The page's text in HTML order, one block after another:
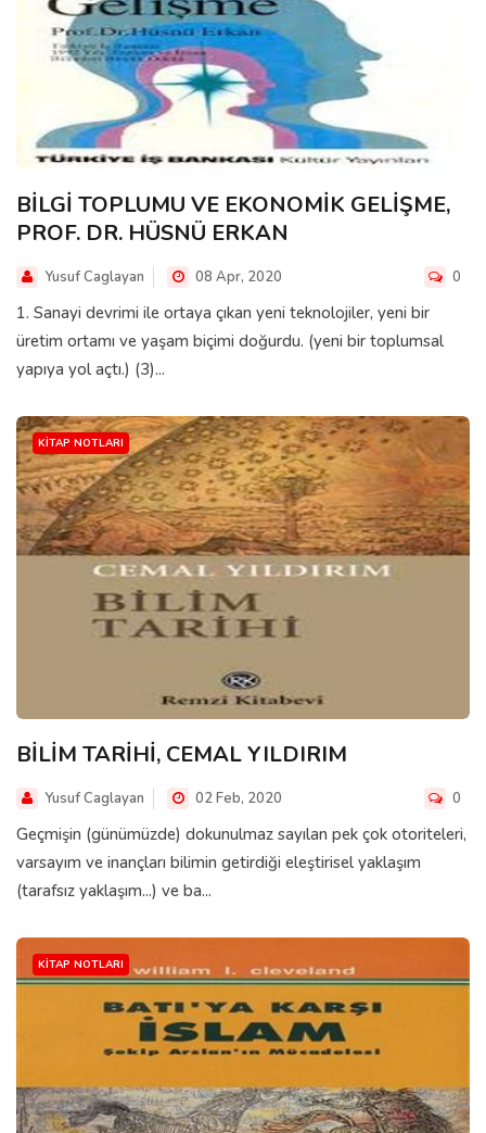
BİLGİ TOPLUMU VE EKONOMİK GELİŞME,
PROF. DR. HÜSNÜ ERKAN
Yusuf Caglayan 08 Apr, 2020 0
1. Sanayi devrimi ile ortaya çıkan yeni teknolojiler, yeni bir
üretim ortamı ve yaşam biçimi doğurdu. (yeni bir toplumsal
yapıya yol açtı.) (3)...
KITAP NOTLARI
BİLİM TARİHİ, CEMAL YILDIRIM
Yusuf Caglayan 02 Feb, 2020 0
Geçmişin (günümüzde) dokunulmaz sayılan pek çok otoriteleri,
varsayım ve inançları bilimin getirdiği eleştirisel yaklaşım
(tarafsız yaklaşım...) ve ba...
KITAP NOTLARI